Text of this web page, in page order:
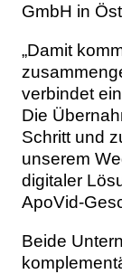
GmbH in
„Damit
verbindet
Die
Schritt und
unserem
digitaler
ApoVid-
Beide